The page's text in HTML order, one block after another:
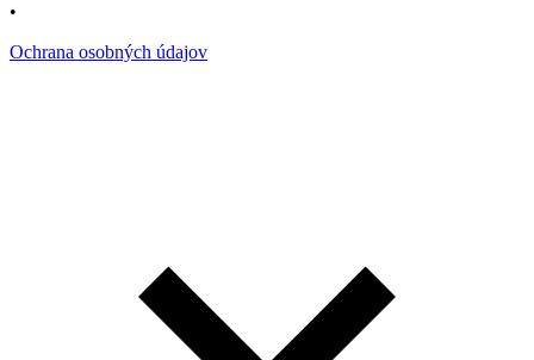
•
Ochrana osobných údajov